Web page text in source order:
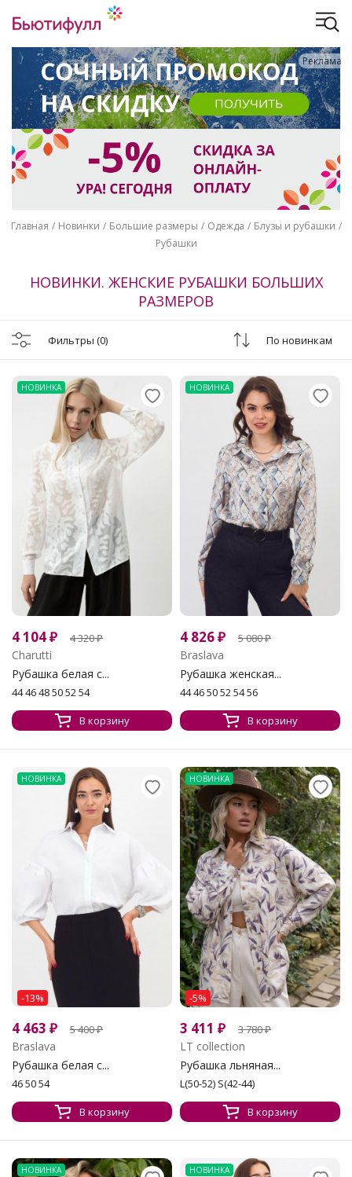
Реклама
Главная Новинки Большие размеры Одежда
Блузы и рубашки
Рубашки
НОВИНКИ. ЖЕНСКИЕ РУБАШКИ БОЛЬШИХ
РАЗМЕРОВ
Фильтры (0) По новинкам
НОВИНКА
4 104₽ 4 320₽
Charutti
Рубашка белая с...
44 46 48 50 52 54
В корзину
НОВИНКА
4 826₽ 5 080₽
Braslava
Рубашка женская...
44 46 50 52 54 56
В корзину
НОВИНКА
-13%
4 463 ₽ 5 400₽
Braslava
Рубашка белая с...
46 50 54
В корзину
НОВИНКА
-5%
3 411 ₽ 3 780₽
LT collection
Рубашка льняная...
L(50-52) S(42-44)
В корзину
НОВИНКА НОВИНКА